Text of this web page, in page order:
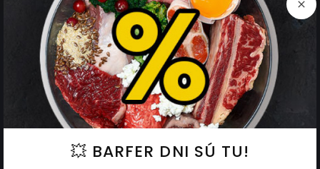
/ PŘÍNOS
Produkty značky cdVet jsou složeny z čistě přírodních
surovin od dodavatelů, kteří rozumí přirozenému
zdraví. Kritériem výběru surovin jePouze 100%
Kvalita, což má svoji cenu. Umění tvořit funkční
produkty podle generacemi předávaných receptur je
tajemstvím úspěchu . Trvalý růst prodejů potvrzuje
optimální poměr Cena / Kvalita / Zdravotní přínos.
💥 BARFER DNI SÚ TU!